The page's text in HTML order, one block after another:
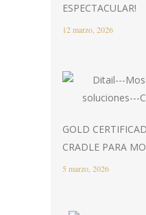
ESPECTACULAR!
12 marzo, 2026
GOLD
CRADLE PARA
5 marzo, 2026